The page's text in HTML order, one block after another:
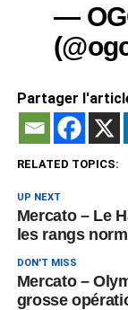
—
Partager
RELATED TOPICS:
UP NEXT
Mercato – Le
les rangs
DON'T MISS
Mercato –
grosse